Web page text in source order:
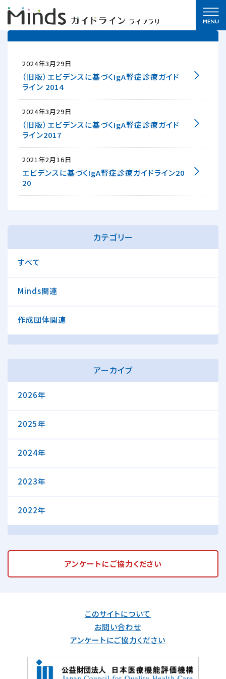
2024年3月29日
（旧版）エビデンスに基づくIgA腎症診療ガイド
ライン 2014
2024年3月29日
（旧版）エビデンスに基づくIgA腎症診療ガイド
ライン2017
2021年2月16日
エビデンスに基づくIgA腎症診療ガイドライン20
20
カテゴリー
すべて
Minds関連
作成団体関連
アーカイブ
2026年
2025年
2024年
2023年
2022年
アンケートにご協力ください
このサイトについて
お問い合わせ
アンケートにご協力ください